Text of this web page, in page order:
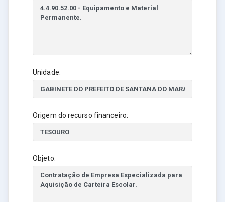
Unidade:
Origem do recurso financeiro:
Objeto: